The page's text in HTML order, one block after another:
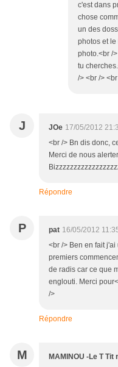
c'est dans
chose
un des
photos et
photo.<br /
tu
/> <br />
J JOe 17/05/2012
<br /> Bn dis donc,
Merci de nous
Répondre
P pat 16/05/2012
<br /> Ben en fait
premiers
de radis car ce que
englouti. Merci
/>
Répondre
M MAMINOU -Le T